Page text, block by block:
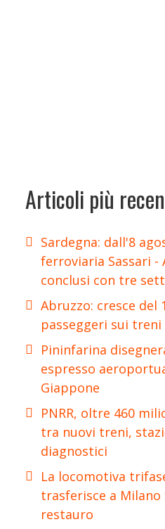
Articoli più
Sardegna: dall'8
ferroviaria Sassari -
conclusi con tre
Abruzzo: cresce del
passeggeri sui
Pininfarina
espresso
Giappone
PNRR, oltre 460
tra nuovi treni,
diagnostici
La locomotiva
trasferisce a
restauro